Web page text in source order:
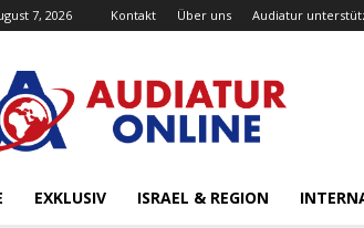
7, 2026 Kontakt Über uns Audiatur
Online
EXKLUSIV ISRAEL & REGION